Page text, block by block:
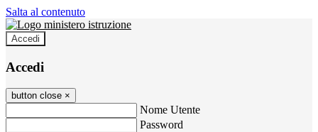
Salta al contenuto
Accedi
Accedi
button close ×
Nome Utente
Password